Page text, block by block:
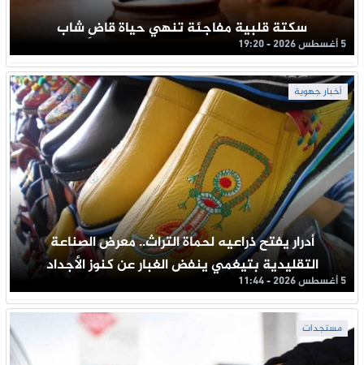
سكتة قلبية مفاجئة تنهي حياة قاضِ شاب
5 أغسطس 2026 - 19:20
أخبار جهوية
أدرار يفتح ذراعيه لحماة التراث.. معرض الصناعة
التقليدية بتيغمي ينفض الغبار عن كنوز الأجداد
5 أغسطس 2026 - 11:44
مستجدات